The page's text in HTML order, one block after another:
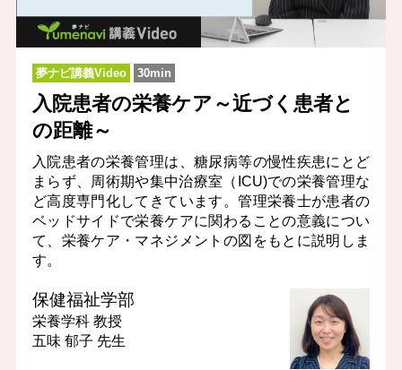
夢ナビ講義Video 30min
入院患者の栄養ケア～近づく患者と
の距離～
入院患者の栄養管理は、糖尿病等の慢性疾患にとど
まらず、周術期や集中治療室（ICU)での栄養管理な
ど高度専門化してきています。管理栄養士が患者の
ベッドサイドで栄養ケアに関わることの意義につい
て、栄養ケア・マネジメントの図をもとに説明しま
す。
保健福祉学部
栄養学科 教授
五味 郁子 先生